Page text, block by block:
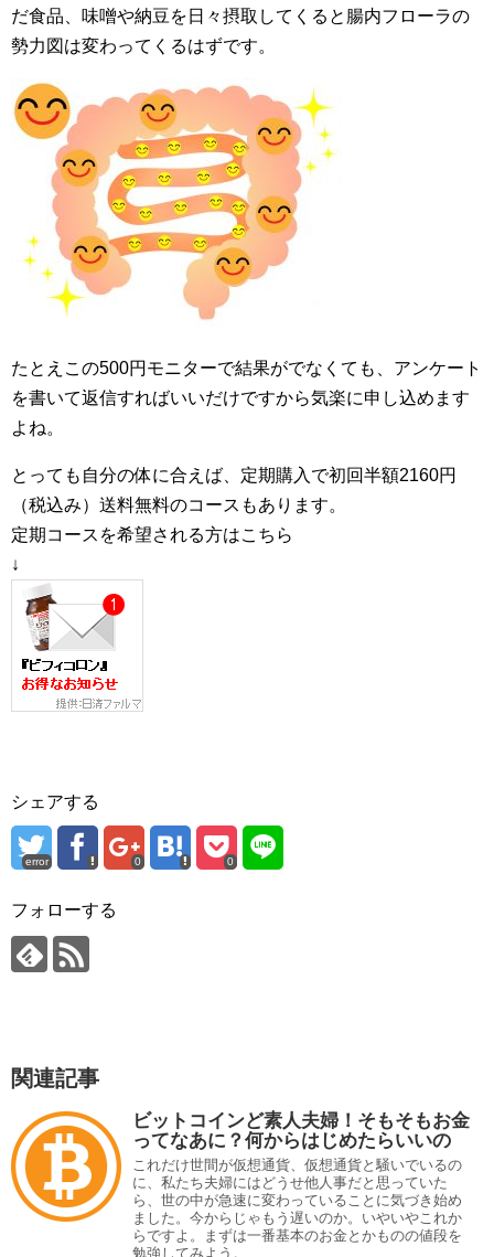
だ食品、味噌や納豆を日々摂取してくると腸内フローラの
勢力図は変わってくるはずです。
たとえこの500円モニターで結果がでなくても、アンケート
を書いて返信すればいいだけですから気楽に申し込めます
よね。
とっても自分の体に合えば、定期購入で初回半額2160円
（税込み）送料無料のコースもあります。
定期コースを希望される方はこちら
↓
シェアする
error 0 0
フォローする
関連記事
ビットコインど素人夫婦！そもそもお金
ってなあに？何からはじめたらいいの
これだけ世間が仮想通貨、仮想通貨と騒いでいるの
に、私たち夫婦にはどうせ他人事だと思っていた
ら、世の中が急速に変わっていることに気づき始め
ました。今からじゃもう遅いのか。いやいやこれか
らですよ。まずは一番基本のお金とかものの値段を
勉強してみよう。